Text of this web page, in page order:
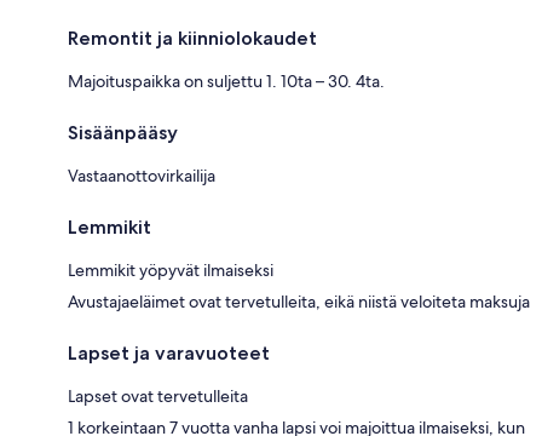
Remontit ja kiinniolokaudet
Majoituspaikka on suljettu 1. 10ta – 30. 4ta.
Sisäänpääsy
Vastaanottovirkailija
Lemmikit
Lemmikit yöpyvät ilmaiseksi
Avustajaeläimet ovat tervetulleita, eikä niistä veloiteta maksuja
Lapset ja varavuoteet
Lapset ovat tervetulleita
1 korkeintaan 7 vuotta vanha lapsi voi majoittua ilmaiseksi, kun